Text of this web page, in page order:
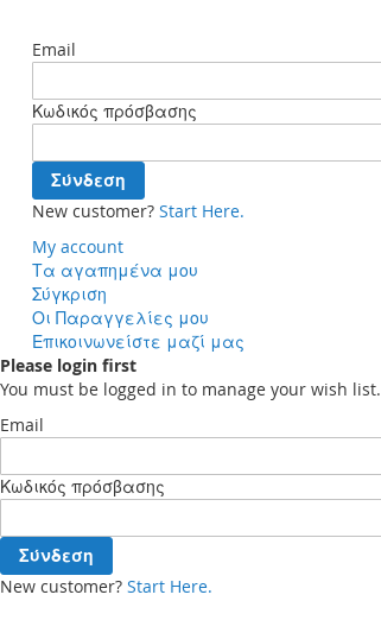
Email
Κωδικός πρόσβασης
Σύνδεση
New customer? Start Here.
My account
Τα αγαπημένα μου
Σύγκριση
Οι Παραγγελίες μου
Επικοινωνείστε μαζί μας
Please login first
You must be logged in to manage your wish list.
Email
Κωδικός πρόσβασης
Σύνδεση
New customer? Start Here.